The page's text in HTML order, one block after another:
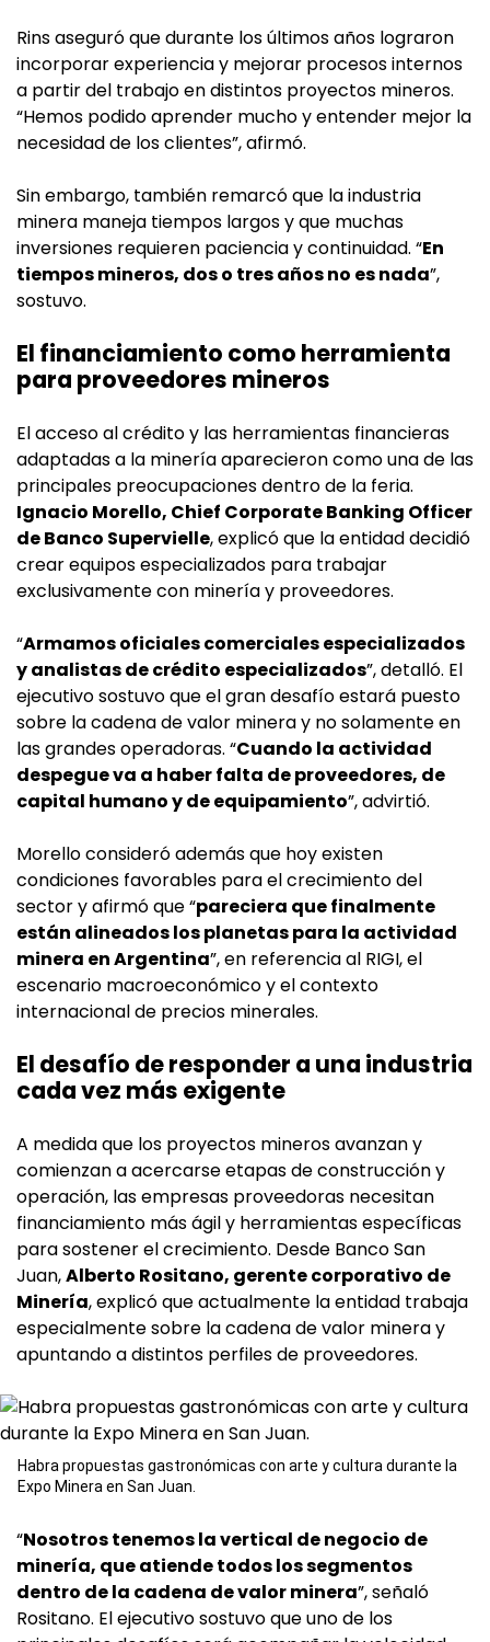
Rins aseguró que durante los últimos años lograron
incorporar experiencia y mejorar procesos internos
a partir del trabajo en distintos proyectos mineros.
“Hemos podido aprender mucho y entender mejor la
necesidad de los clientes”, afirmó.
Sin embargo, también remarcó que la industria
minera maneja tiempos largos y que muchas
inversiones requieren paciencia y continuidad. “En
tiempos mineros, dos o tres años no es nada”,
sostuvo.
El financiamiento como herramienta
para proveedores mineros
El acceso al crédito y las herramientas financieras
adaptadas a la minería aparecieron como una de las
principales preocupaciones dentro de la feria.
Ignacio Morello, Chief Corporate Banking Officer
de Banco Supervielle, explicó que la entidad decidió
crear equipos especializados para trabajar
exclusivamente con minería y proveedores.
“Armamos oficiales comerciales especializados
y analistas de crédito especializados”, detalló. El
ejecutivo sostuvo que el gran desafío estará puesto
sobre la cadena de valor minera y no solamente en
las grandes operadoras. “Cuando la actividad
despegue va a haber falta de proveedores, de
capital humano y de equipamiento”, advirtió.
Morello consideró además que hoy existen
condiciones favorables para el crecimiento del
sector y afirmó que “pareciera que finalmente
están alineados los planetas para la actividad
minera en Argentina”, en referencia al RIGI, el
escenario macroeconómico y el contexto
internacional de precios minerales.
El desafío de responder a una industria
cada vez más exigente
A medida que los proyectos mineros avanzan y
comienzan a acercarse etapas de construcción y
operación, las empresas proveedoras necesitan
financiamiento más ágil y herramientas específicas
para sostener el crecimiento. Desde Banco San
Juan,Alberto Rositano, gerente corporativo de
Minería, explicó que actualmente la entidad trabaja
especialmente sobre la cadena de valor minera y
apuntando a distintos perfiles de proveedores.
Habra propuestas gastronómicas con arte y cultura durante la
Expo Minera en San Juan.
“Nosotros tenemos la vertical de negocio de
minería, que atiende todos los segmentos
dentro de la cadena de valor minera”, señaló
Rositano. El ejecutivo sostuvo que uno de los